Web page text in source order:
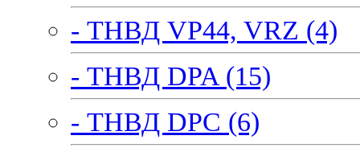
- ТНВД VP44, VRZ (4)
- ТНВД DPA (15)
- ТНВД DPC (6)